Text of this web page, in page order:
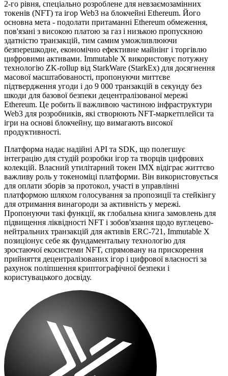
2-го рівня, спеціально розроблене для невзаємозамінних
токенів (NFT) та ігор Web3 на блокчейні Ethereum. Його
основна мета - подолати притаманні Ethereum обмеження,
пов'язані з високою платою за газ і низькою пропускною
здатністю транзакцій, тим самим уможливлюючи
безперешкодне, економічно ефективне майнінг і торгівлю
цифровими активами. Immutable X використовує потужну
технологію ZK-rollup від StarkWare (StarkEx) для досягнення
масової масштабованості, пропонуючи миттєве
підтвердження угоди і до 9 000 транзакцій в секунду без
шкоди для базової безпеки децентралізованої мережі
Ethereum. Це робить її важливою частиною інфраструктури
Web3 для розробників, які створюють NFT-маркетплейси та
ігри на основі блокчейну, що вимагають високої
продуктивності.
Платформа надає надійні API та SDK, що полегшує
інтеграцію для студій розробки ігор та творців цифрових
колекцій. Власний утилітарний токен IMX відіграє життєво
важливу роль у токеноміці платформи. Він використовується
для оплати зборів за протокол, участі в управлінні
платформою шляхом голосування за пропозиції та стейкінгу
для отримання винагороди за активність у мережі.
Пропонуючи такі функції, як глобальна книга замовлень для
підвищення ліквідності NFT і зобов'язання щодо вуглецево-
нейтральних транзакцій для активів ERC-721, Immutable X
позиціонує себе як фундаментальну технологію для
зростаючої екосистеми NFT, спрямовану на прискорення
прийняття децентралізованих ігор і цифрової власності за
рахунок поліпшення криптографічної безпеки і
користувацького досвіду.